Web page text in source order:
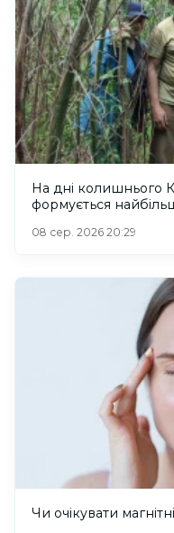
На дні колишнього
формується
08 сер. 2026 20:29
Чи очікувати